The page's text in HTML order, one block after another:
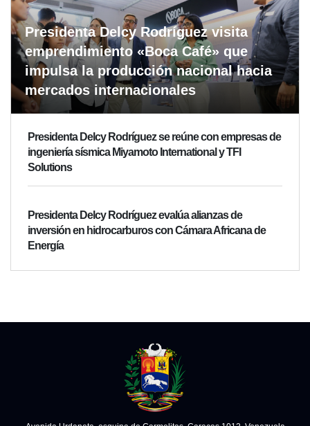
Presidenta Delcy Rodríguez visita
emprendimiento «Boca Café» que
impulsa la producción nacional hacia
mercados internacionales
Presidenta Delcy Rodríguez se reúne con empresas de
ingeniería sísmica Miyamoto International y TFI
Solutions
Presidenta Delcy Rodríguez evalúa alianzas de
inversión en hidrocarburos con Cámara Africana de
Energía